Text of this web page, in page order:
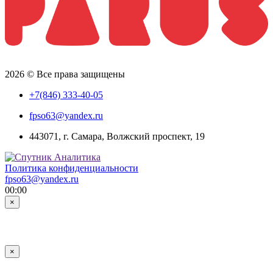
2026 © Все права защищены
+7(846) 333-40-05
fpso63@yandex.ru
443071, г. Самара, Волжский проспект, 19
Политика конфиденциальности
fpso63@yandex.ru
00:00
×
×